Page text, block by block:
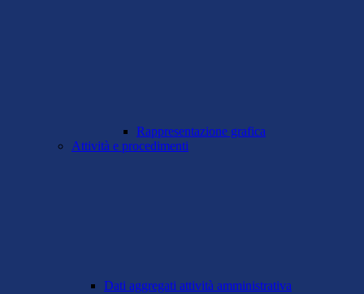
Rappresentazione grafica
Attività e procedimenti
Dati aggregati attività amministrativa